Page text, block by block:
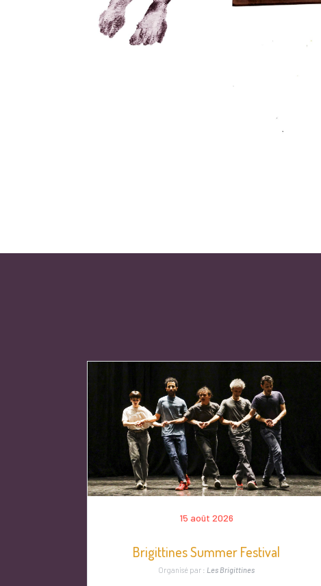
15 août 2026
Brigittines Summer Festival
Organisé par : Les Brigittines